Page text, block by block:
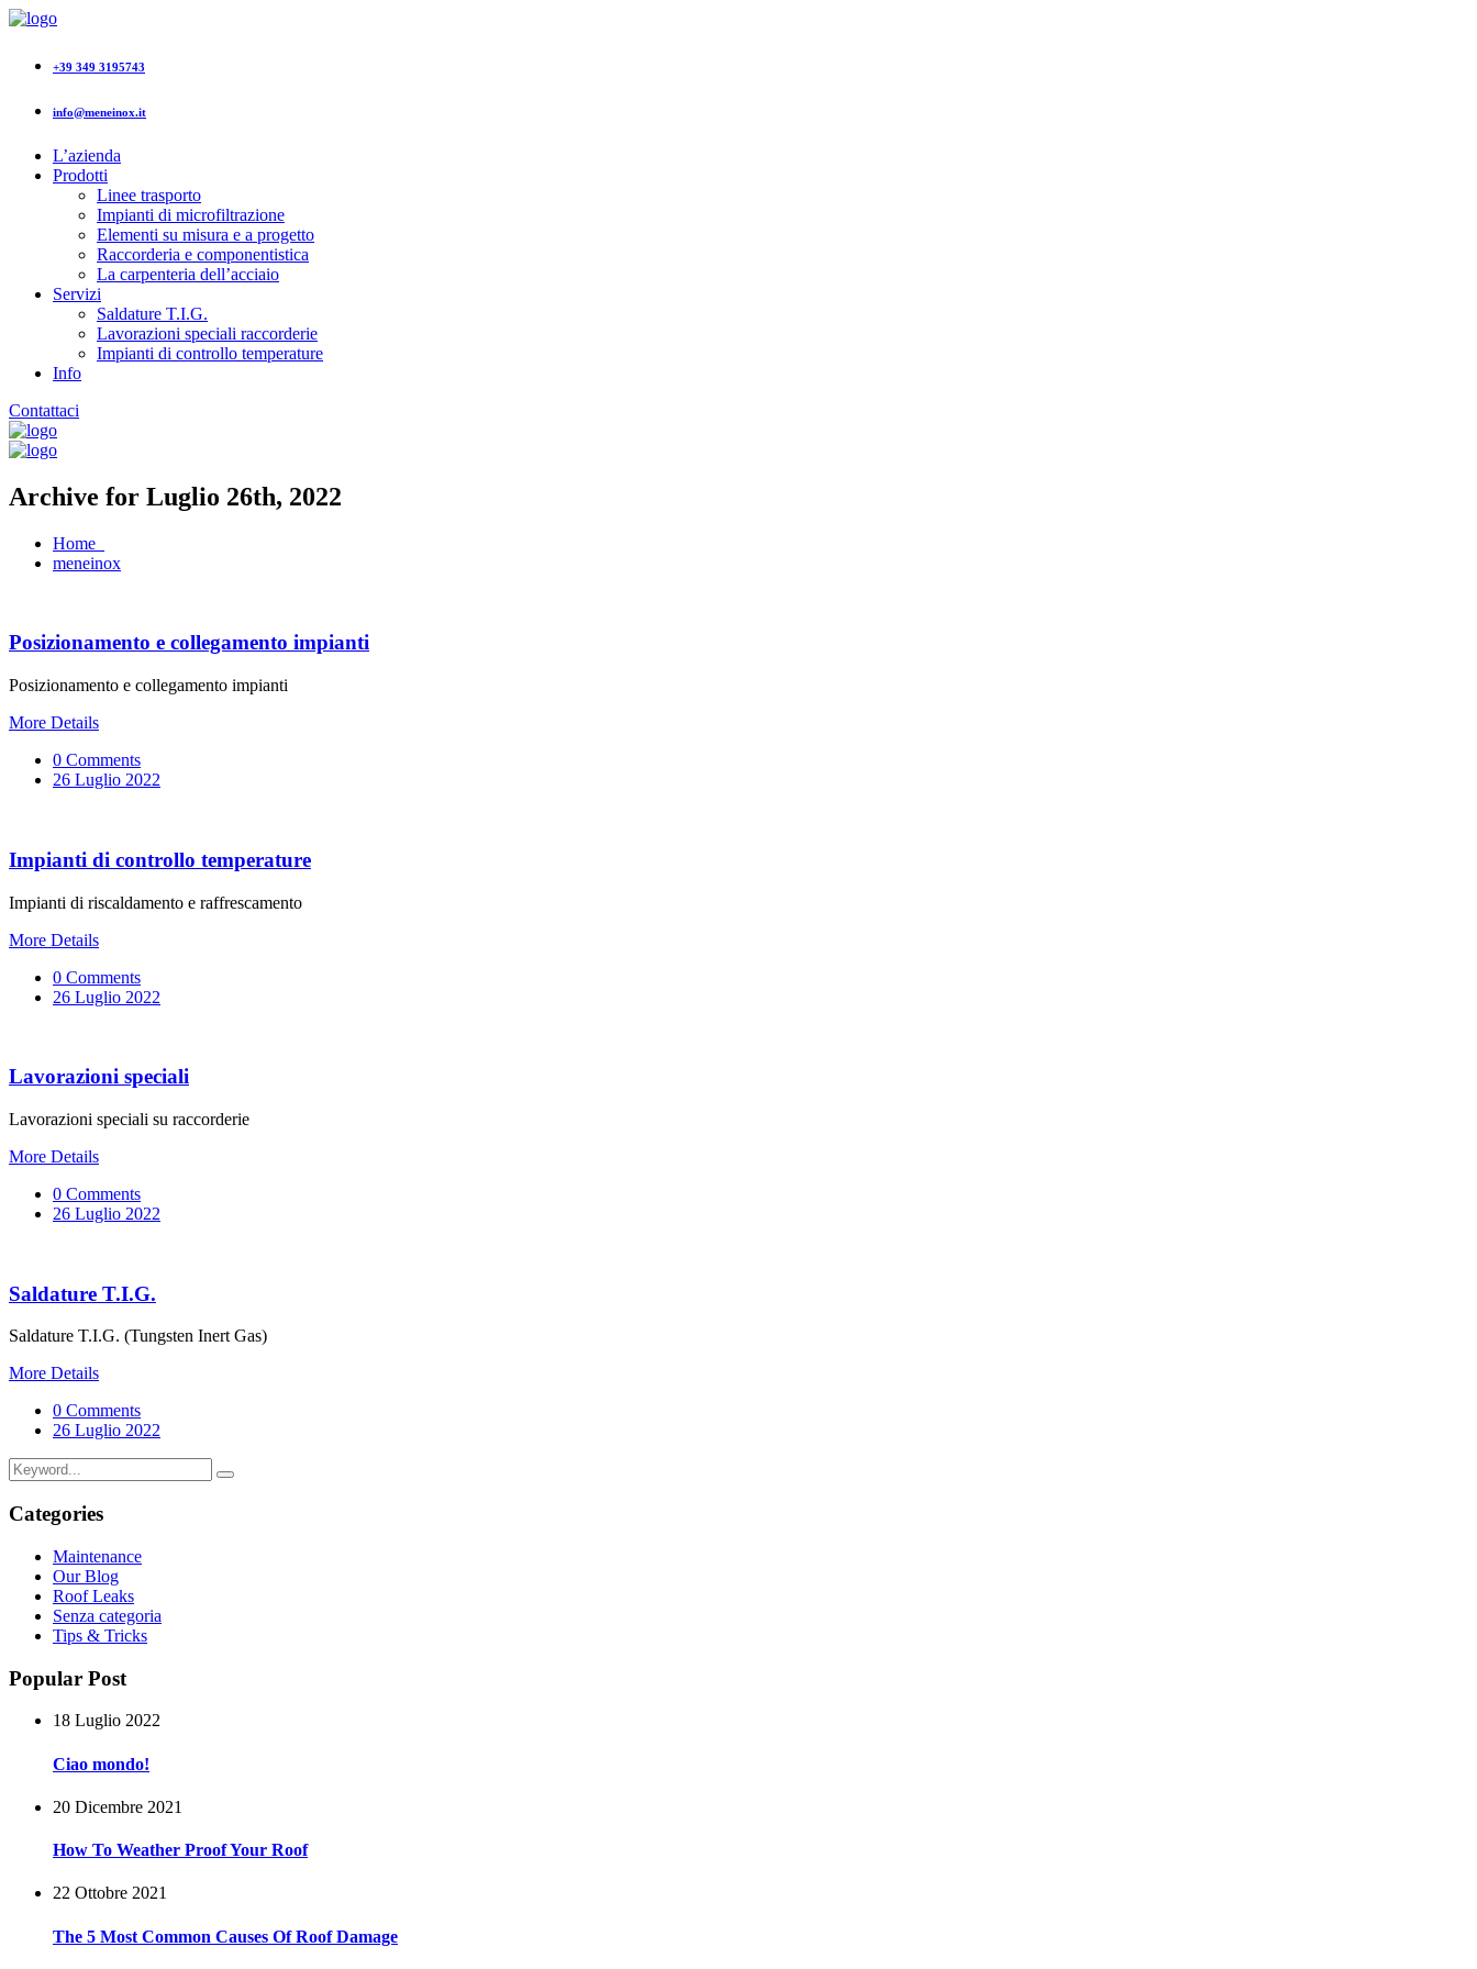
+39 349 3195743
info@meneinox.it
L’azienda
Prodotti
Linee trasporto
Impianti di microfiltrazione
Elementi su misura e a progetto
Raccorderia e componentistica
La carpenteria dell’acciaio
Servizi
Saldature T.I.G.
Lavorazioni speciali raccorderie
Impianti di controllo temperature
Info
Contattaci
Archive for Luglio 26th, 2022
Home
meneinox
Posizionamento e collegamento impianti
Posizionamento e collegamento impianti
More Details
0 Comments
26 Luglio 2022
Impianti di controllo temperature
Impianti di riscaldamento e raffrescamento
More Details
0 Comments
26 Luglio 2022
Lavorazioni speciali
Lavorazioni speciali su raccorderie
More Details
0 Comments
26 Luglio 2022
Saldature T.I.G.
Saldature T.I.G. (Tungsten Inert Gas)
More Details
0 Comments
26 Luglio 2022
Categories
Maintenance
Our Blog
Roof Leaks
Senza categoria
Tips & Tricks
Popular Post
18 Luglio 2022
Ciao mondo!
20 Dicembre 2021
How To Weather Proof Your Roof
22 Ottobre 2021
The 5 Most Common Causes Of Roof Damage